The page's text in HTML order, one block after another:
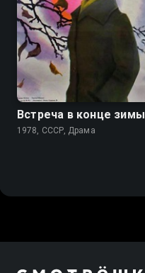
6.8
Встреча в конце зимы
1978, СССР, Драма